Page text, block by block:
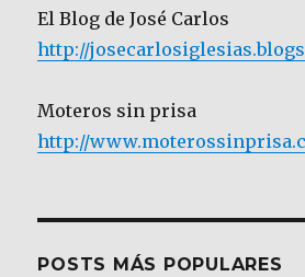
El Blog de José Carlos
http://
Moteros sin prisa
http://
POSTS MÁS POPULARES